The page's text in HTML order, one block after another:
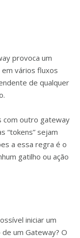
provoca um
em vários fluxos
de qualquer
com outro gateway
“tokens” sejam
a essa regra é o
gatilho ou ação
iniciar um
um Gateway? O